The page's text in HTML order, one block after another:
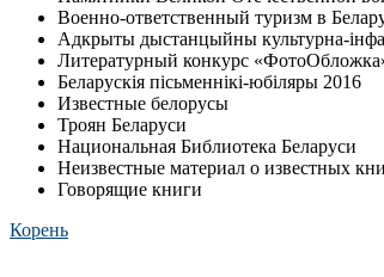
Военно-ответственный туризм в
Адкрыты дыстанцыйны культурна-
Литературный конкурс
Беларускія пісьменнікі-юбіляры 2016
Известные белорусы
Троян Беларуси
Национальная Библиотека Беларуси
Неизвестные материал о известных
Говорящие книги
Корень